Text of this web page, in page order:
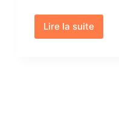
Lire la suite
Propriété